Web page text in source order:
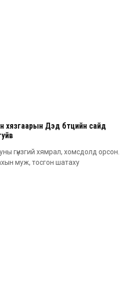
Дэд бүтцийн сайд
гүнзгий хямрал, хомсдолд орсон.
муж, тосгон шатаху